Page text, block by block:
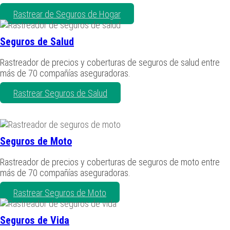
Rastrear de Seguros de Hogar
Seguros de Salud
Rastreador de precios y coberturas de seguros de salud entre
más de 70 compañías aseguradoras.
Rastrear Seguros de Salud
Seguros de Moto
Rastreador de precios y coberturas de seguros de moto entre
más de 70 compañías aseguradoras.
Rastrear Seguros de Moto
Seguros de Vida